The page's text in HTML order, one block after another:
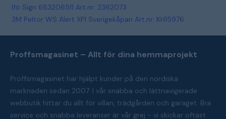
Ifö Sign 683206511 Art.nr: 2362073
3M Peltor WS Alert XPI Sverigekåpan Art.nr: KH15976
Proffsmagasinet – Allt för dina hemmaprojekt
Proffsmagasinet har hjälpt kunder på den nordiska
marknaden sedan 2007. I vår snabba och lättnavigerade
webbutik hittar du allt för villan, trädgården och garaget. Bra
service och snabba leveranser är vår grej - vi skickar oftast